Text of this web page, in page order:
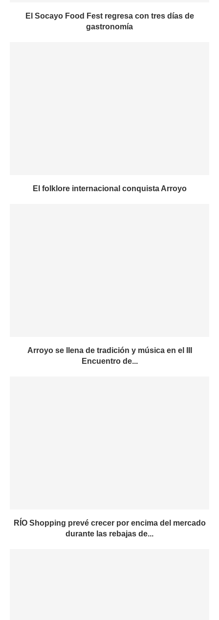
El Socayo Food Fest regresa con tres días de
gastronomía
El folklore internacional conquista Arroyo
Arroyo se llena de tradición y música en el III
Encuentro de...
RÍO Shopping prevé crecer por encima del mercado
durante las rebajas de...